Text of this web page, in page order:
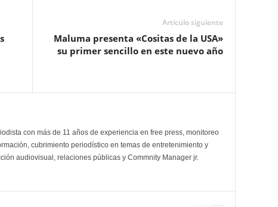
Artículo siguiente
Maluma presenta «Cositas de la USA»
su primer sencillo en este nuevo año
con más de 11 años de experiencia en free press, monitoreo
cubrimiento periodístico en temas de entretenimiento y
audiovisual, relaciones públicas y Commnity Manager jr.